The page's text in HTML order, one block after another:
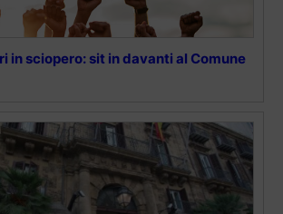
in sciopero: sit in davanti al Comune